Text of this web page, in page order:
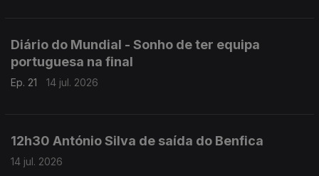
Diário do Mundial - Sonho de ter equipa
portuguesa na final
Ep. 21 14 jul. 2026
12h30 António Silva de saída do Benfica
14 jul. 2026